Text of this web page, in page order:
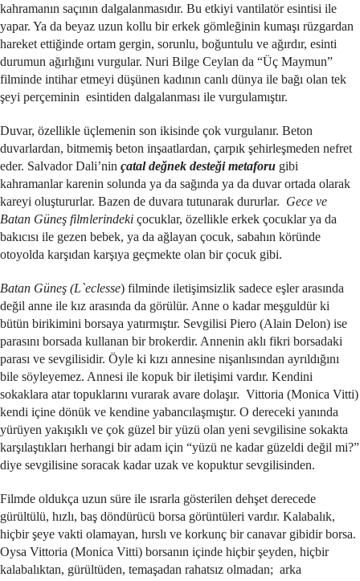
kahramanın saçının dalgalanmasıdır. Bu etkiyi vantilatör esintisi ile
yapar. Ya da beyaz uzun kollu bir erkek gömleğinin kumaşı rüzgardan
hareket ettiğinde ortam gergin, sorunlu, boğuntulu ve ağırdır, esinti
durumun ağırlığını vurgular. Nuri Bilge Ceylan da “Üç Maymun”
filminde intihar etmeyi düşünen kadının canlı dünya ile bağı olan tek
şeyi perçeminin esintiden dalgalanması ile vurgulamıştır.
Duvar, özellikle üçlemenin son ikisinde çok vurgulanır. Beton
duvarlardan, bitmemiş beton inşaatlardan, çarpık şehirleşmeden nefret
eder. Salvador Dali’nin çatal değnek desteği metaforu gibi
kahramanlar karenin solunda ya da sağında ya da duvar ortada olarak
kareyi oluştururlar. Bazen de duvara tutunarak dururlar. Gece ve
Batan Güneş filmlerindeki çocuklar, özellikle erkek çocuklar ya da
bakıcısı ile gezen bebek, ya da ağlayan çocuk, sabahın köründe
otoyolda karşıdan karşıya geçmekte olan bir çocuk gibi.
Batan Güneş (L`eclesse) filminde iletişimsizlik sadece eşler arasında
değil anne ile kız arasında da görülür. Anne o kadar meşguldür ki
bütün birikimini borsaya yatırmıştır. Sevgilisi Piero (Alain Delon) ise
parasını borsada kullanan bir brokerdir. Annenin aklı fikri borsadaki
parası ve sevgilisidir. Öyle ki kızı annesine nişanlısından ayrıldığını
bile söyleyemez. Annesi ile kopuk bir iletişimi vardır. Kendini
sokaklara atar topuklarını vurarak avare dolaşır. Vittoria (Monica Vitti)
kendi içine dönük ve kendine yabancılaşmıştır. O dereceki yanında
yürüyen yakışıklı ve çok güzel bir yüzü olan yeni sevgilisine sokakta
karşılaştıkları herhangi bir adam için “yüzü ne kadar güzeldi değil mi?”
diye sevgilisine soracak kadar uzak ve kopuktur sevgilisinden.
Filmde oldukça uzun süre ile ısrarla gösterilen dehşet derecede
gürültülü, hızlı, baş döndürücü borsa görüntüleri vardır. Kalabalık,
hiçbir şeye vakti olamayan, hırslı ve korkunç bir canavar gibidir borsa.
Oysa Vittoria (Monica Vitti) borsanın içinde hiçbir şeyden, hiçbir
kalabalıktan, gürültüden, temaşadan rahatsız olmadan; arka